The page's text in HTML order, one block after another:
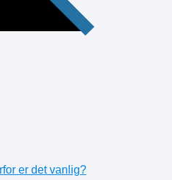
er det vanlig?